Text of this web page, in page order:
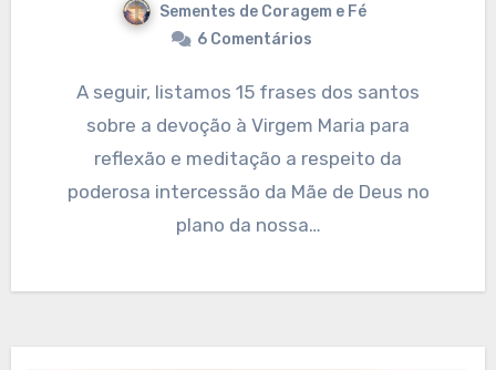
Sementes de Coragem e Fé
6 Comentários
A seguir, listamos 15 frases dos santos
sobre a devoção à Virgem Maria para
reflexão e meditação a respeito da
poderosa intercessão da Mãe de Deus no
plano da nossa…